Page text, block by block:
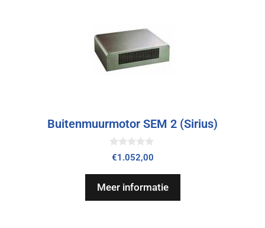
Buitenmuurmotor SEM 2 (Sirius)
0
v
5
€1.052,00
Meer informatie